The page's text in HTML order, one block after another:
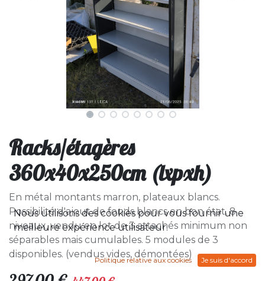
Racks/étagères
360x40x250cm (lxpxh)
En métal montants marron, plateaux blancs.
Possibilité d'ajout de fonds blancs en bon état. 8
niveaux, vendu en lot de 3 attachés minimum non
séparables mais cumulables. 5 modules de 3
disponibles. (vendus vides, démontées)
Nous utilisons des cookies pour vous fournir une
meilleure expérience utilisateur.
Politique relative aux cookies Je suis d'accord